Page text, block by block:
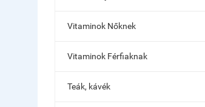
Vitaminok Nőknek
Vitaminok Férfiaknak
Teák, kávék